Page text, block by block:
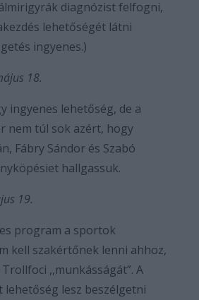
diagnózist felfogni,
lehetőségét látni
ingyenes.)
18.
ingyenes lehetőség, de a
nem túl sok azért, hogy
Fábry Sándor és Szabó
hallgassuk.
19.
program a sportok
kell szakértőnek lenni ahhoz,
,,munkásságát”. A
lehetőség lesz beszélgetni